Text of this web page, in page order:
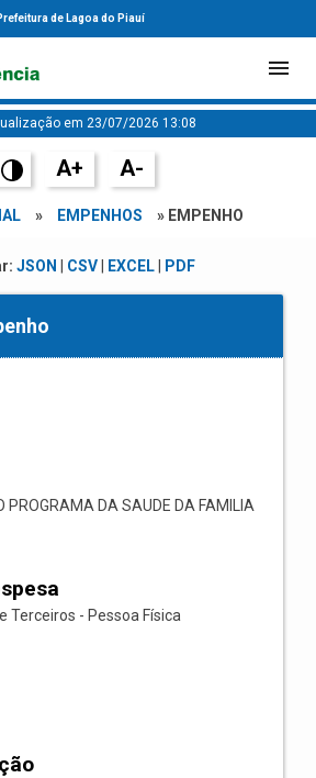
de Lagoa do Piauí
em 23/07/2026 13:08
A+ A-
» EMPENHOS » EMPENHO
JSON CSV| EXCEL| PDF
PROGRAMA DA SAUDE DA FAMILIA
Terceiros - Pessoa Física